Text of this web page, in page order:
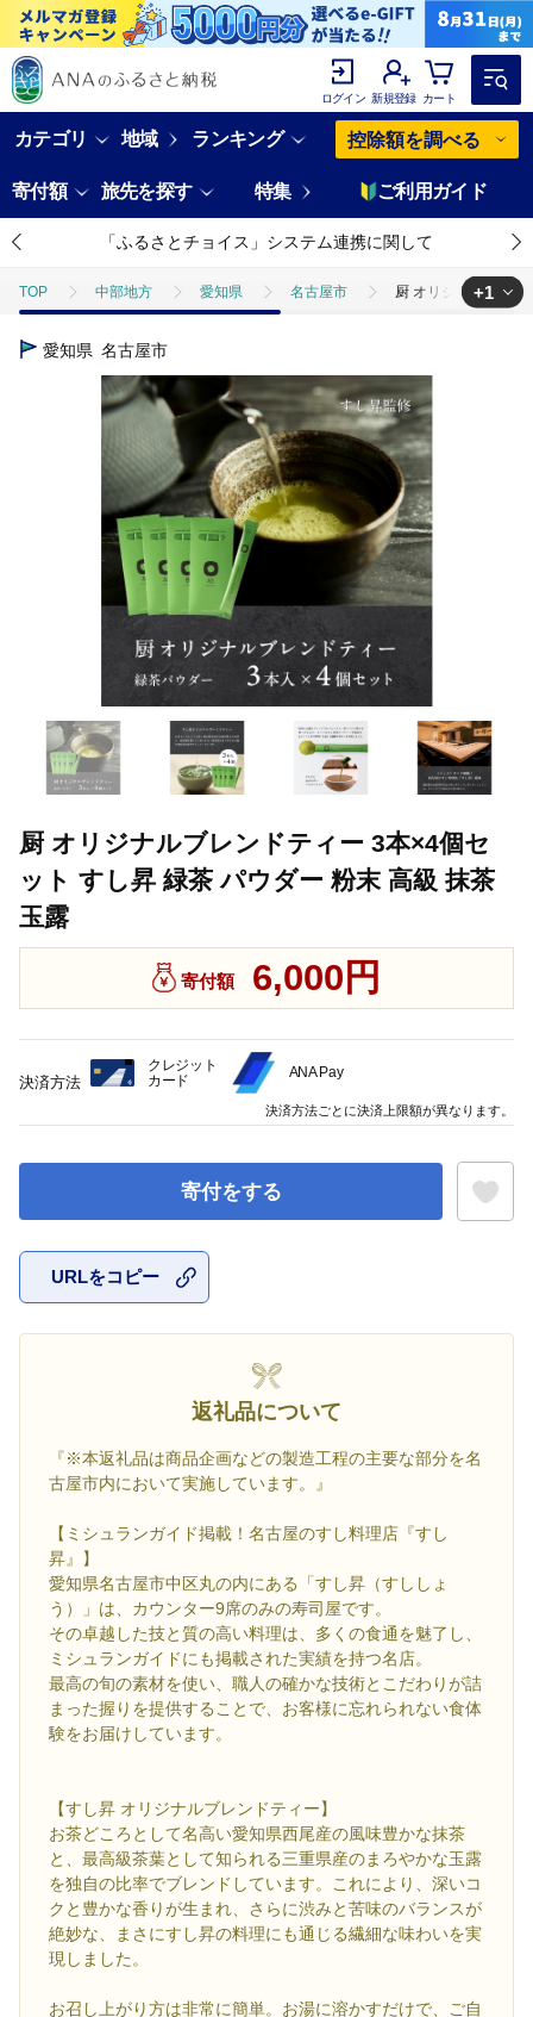
ログイン 新規登録 カート
カテゴリ 地域 ランキング 控除額を調べる
寄付額 旅先を探す 特集 ご利用ガイド
「ふるさとチョイス」システム連携に関して
TOP 中部地方 愛知県 名古屋市 厨 オリジナルブレ
TOP
+1
愛知県 名古屋市
厨 オリジナルブレンドティー 3本×4個セ
ット すし昇 緑茶 パウダー 粉末 高級 抹茶
玉露
寄付額 6,000円
寄付をする
URLをコピー
返礼品について
『※本返礼品は商品企画などの製造工程の主要な部分を名
古屋市内において実施しています。』
【ミシュランガイド掲載！名古屋のすし料理店『すし
昇』】
愛知県名古屋市中区丸の内にある「すし昇（すししょ
う）」は、カウンター9席のみの寿司屋です。
その卓越した技と質の高い料理は、多くの食通を魅了し、
ミシュランガイドにも掲載された実績を持つ名店。
最高の旬の素材を使い、職人の確かな技術とこだわりが詰
まった握りを提供することで、お客様に忘れられない食体
験をお届けしています。
【すし昇 オリジナルブレンドティー】
お茶どころとして名高い愛知県西尾産の風味豊かな抹茶
と、最高級茶葉として知られる三重県産のまろやかな玉露
を独自の比率でブレンドしています。これにより、深いコ
クと豊かな香りが生まれ、さらに渋みと苦味のバランスが
絶妙な、まさにすし昇の料理にも通じる繊細な味わいを実
現しました。
お召し上がり方は非常に簡単。お湯に溶かすだけで、ご自
決済方法
クレジット
カード
ANA Pay
決済方法ごとに決済上限額が異なります。